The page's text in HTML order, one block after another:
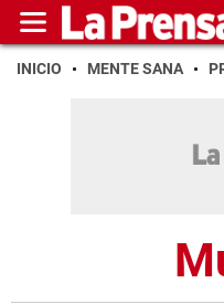
INICIO MENTE SANA